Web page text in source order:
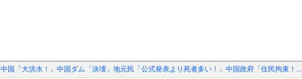
中国「大洪水！」中国ダム「決壊」地元民「公式発表より死者多い！」中国政府「住民拘束！...